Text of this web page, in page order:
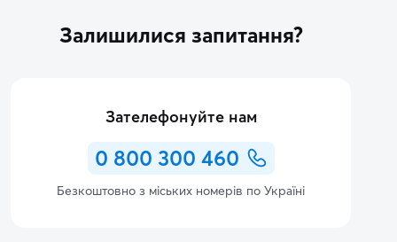
Залишилися запитання?
Зателефонуйте нам
0 800 300 460
Безкоштовно з міських номерів по Україні